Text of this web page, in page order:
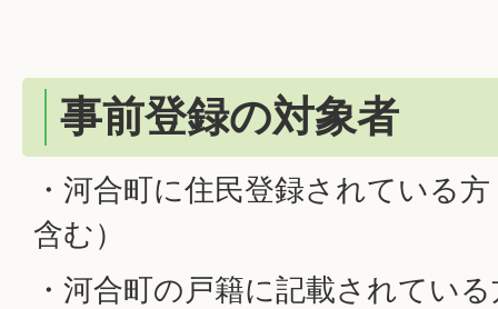
事前登録の対象者
・河合町に住民登録されている
含む）
・河合町の戸籍に記載されてい